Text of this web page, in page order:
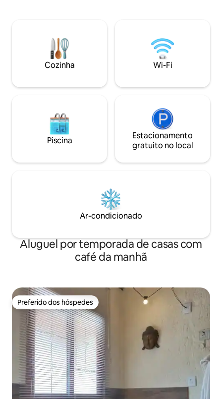
AQUELE café da manhã delicioso já
incluso na diária 🤤😋
Cozinha Wi-Fi
Piscina
Estacionamento
gratuito no local
Ar-condicionado
Aluguel por temporada de casas com
café da manhã
Preferido dos hóspedes
Preferido dos hóspedes